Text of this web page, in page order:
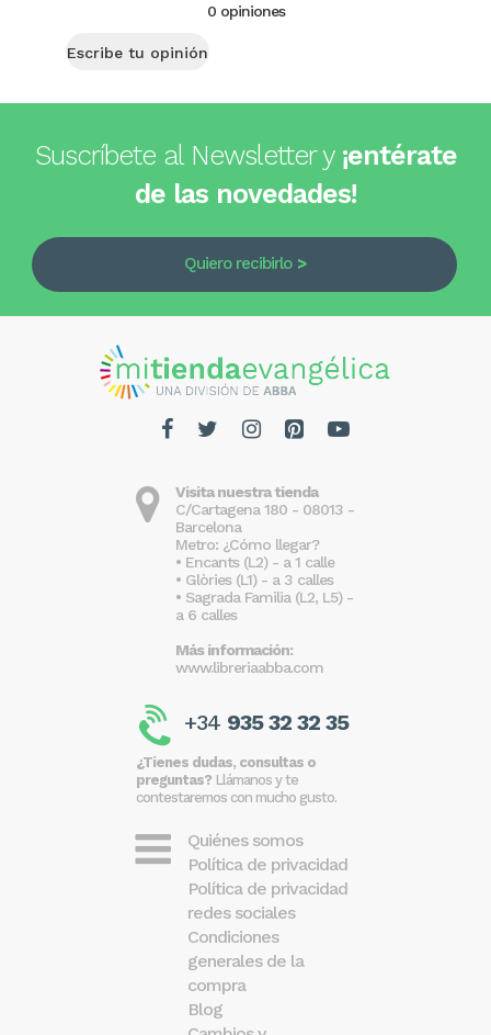
0 opiniones
Escribe tu opinión
Suscríbete al Newsletter y ¡entérate
de las novedades!
Quiero recibirlo
Visita nuestra tienda
C/Cartagena 180 - 08013 -
Barcelona
Metro: ¿Cómo llegar?
• Encants (L2) - a 1 calle
• Glòries (L1) - a 3 calles
• Sagrada Familia (L2, L5) -
a 6 calles
Más información:
www.libreriaabba.com
+34 935 32 32 35
¿Tienes dudas, consultas o
preguntas? Llámanos y te
contestaremos con mucho gusto.
Quiénes somos
Política de privacidad
Política de privacidad
redes sociales
Condiciones
generales de la
compra
Blog